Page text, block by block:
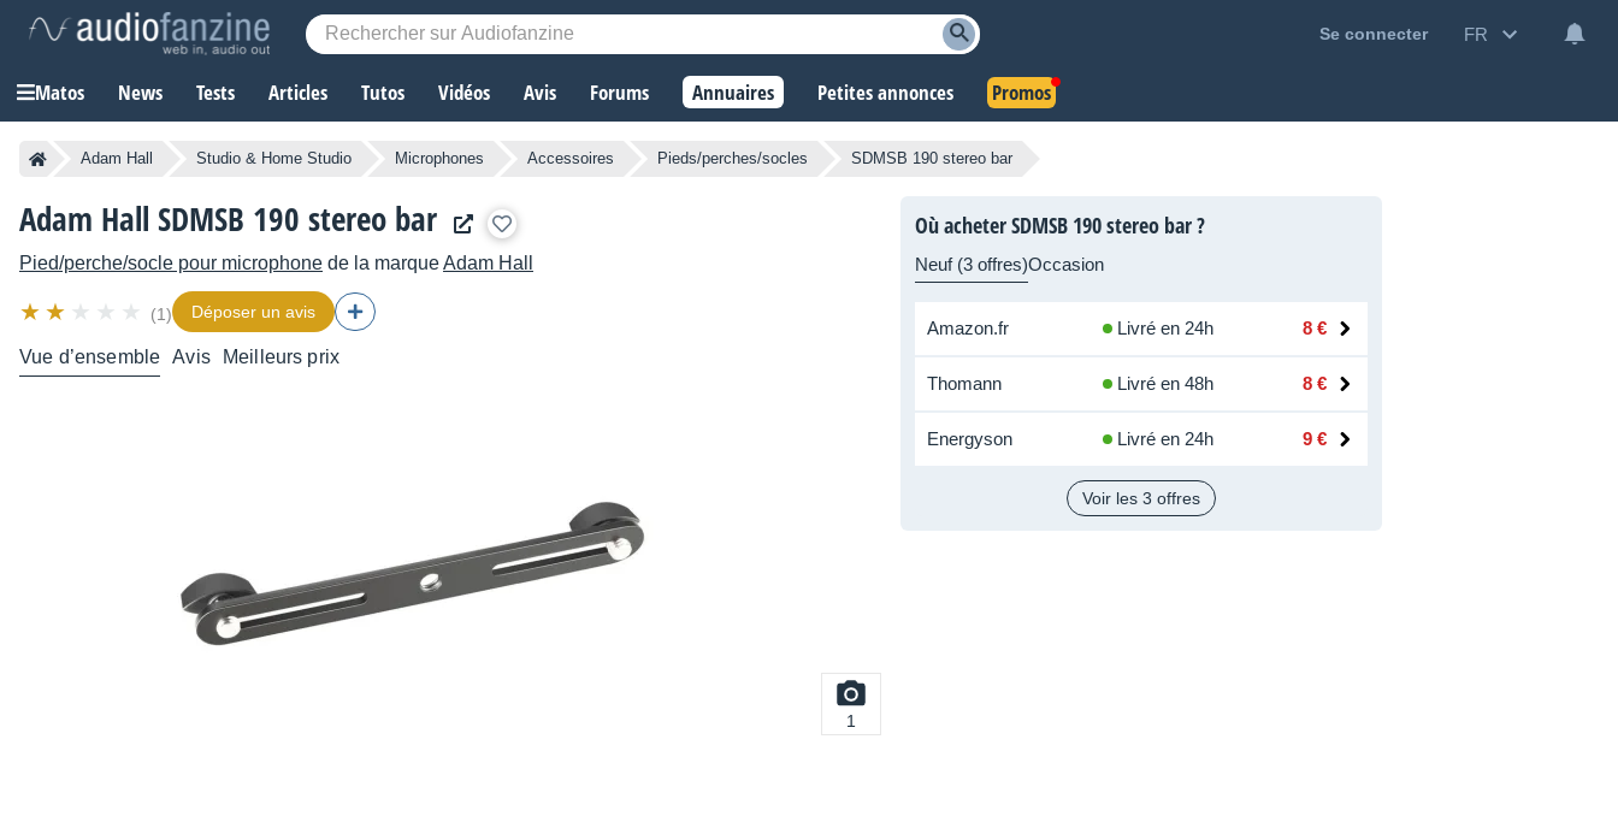
Se connecter FR
Matos News Tests Articles Tutos Vidéos Avis Forums Annuaires Petites annonces Promos
Adam Hall Studio & Home Studio Microphones Accessoires Pieds/perches/socles SDMSB 190 stereo bar
Adam Hall SDMSB 190 stereo bar
Pied/perche/socle pour microphone de la marqueAdam Hall
(1) Déposer un avis
Vue d’ensemble Avis Meilleurs prix
1
Où acheter SDMSB 190 stereo bar ?
Neuf (3 offres)Occasion
Amazon.fr Livré en 24h 8 €
Thomann Livré en 48h 8 €
Energyson Livré en 24h 9 €
Voir les 3 offres